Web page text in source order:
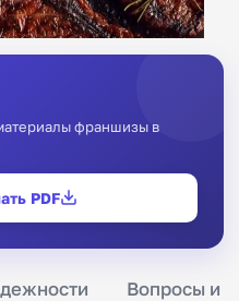
Вопросы и
франшизы в
PDF